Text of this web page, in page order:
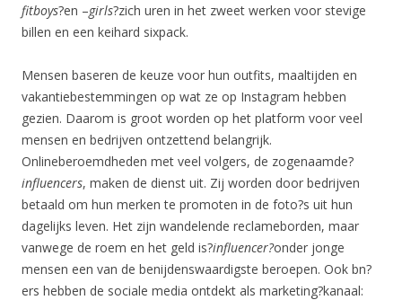
fitboys?en –girls?zich uren in het zweet werken voor stevige
billen en een keihard sixpack.
Mensen baseren de keuze voor hun outfits, maaltijden en
vakantiebestemmingen op wat ze op Instagram hebben
gezien. Daarom is groot worden op het platform voor veel
mensen en bedrijven ontzettend belangrijk.
Onlineberoemdheden met veel volgers, de zogenaamde?
influencers, maken de dienst uit. Zij worden door bedrijven
betaald om hun merken te promoten in de foto?s uit hun
dagelijks leven. Het zijn wandelende reclameborden, maar
vanwege de roem en het geld is?influencer?onder jonge
mensen een van de benijdenswaardigste beroepen. Ook bn?
ers hebben de sociale media ontdekt als marketing?kanaal: